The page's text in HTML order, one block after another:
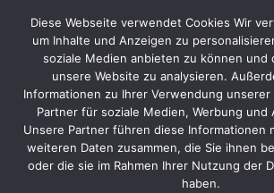
content
Foto – Untertänigkeit
Diese Webseite verwendet Cookies Wir
um Inhalte und Anzeigen zu
soziale Medien anbieten zu können und
unsere Website zu analysieren.
Informationen zu Ihrer Verwendung unserer
Partner für soziale Medien, Werbung und
Unsere Partner führen diese Informationen
weiteren Daten zusammen, die Sie ihnen
oder die sie im Rahmen Ihrer Nutzung der
haben.